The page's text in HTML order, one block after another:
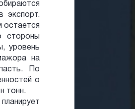
экспорт.
остается
стороны
уровень
на
По
о
тонн.